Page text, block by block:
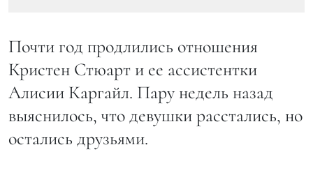
Почти год продлились отношения
Кристен Стюарт и ее ассистентки
Алисии Каргайл. Пару недель назад
выяснилось, что девушки расстались, но
остались друзьями.